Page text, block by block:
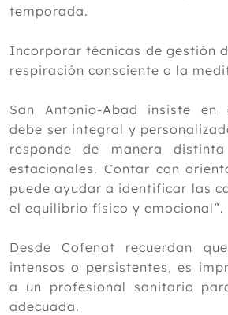
temporada.
Incorporar técnicas de gestión
respiración consciente o la
San Antonio-Abad insiste en
debe ser integral y
responde de manera
estacionales. Contar con
puede ayudar a identificar las
el equilibrio físico y emocional”.
Desde Cofenat recuerdan
intensos o persistentes, es
a un profesional sanitario
adecuada.